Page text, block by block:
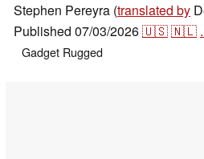
Stephen Pereyra (translated by
Published 07/03/2026🇺🇸🇳🇱
Gadget Rugged